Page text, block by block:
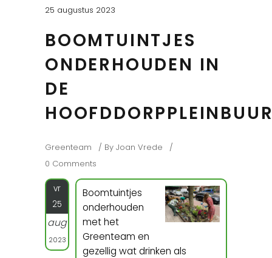
25 augustus 2023
BOOMTUINTJES
ONDERHOUDEN IN
DE
Greenteam By Joan Vrede
0 Comments
vr
25
aug
2023
Boomtuintjes
onderhouden
met het
Greenteam en
gezellig wat drinken als